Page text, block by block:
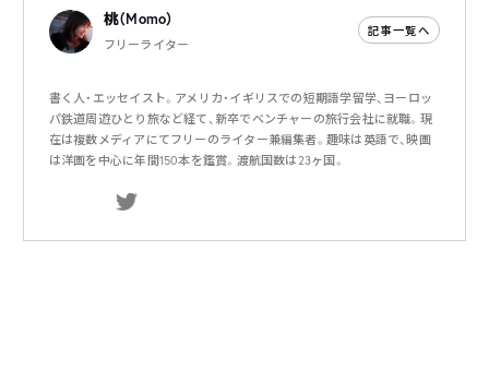
桃（Momo）
フリーライター
記事一覧へ
書く人・エッセイスト。アメリカ・イギリスでの短期語学留学、ヨーロッ
パ鉄道周遊ひとり旅など経て、新卒でベンチャーの旅行会社に就職。現
在は複数メディアにてフリーのライター兼編集者。趣味は英語で、映画
は洋画を中心に年間150本を鑑賞。渡航国数は23ヶ国。